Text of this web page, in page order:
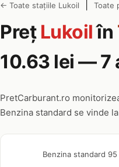
← Toate stațiile Lukoil Toate
Preț Lukoilîn
10.63 lei — 7
PretCarburant.ro
Benzina standard se vinde la
Benzina standard 95